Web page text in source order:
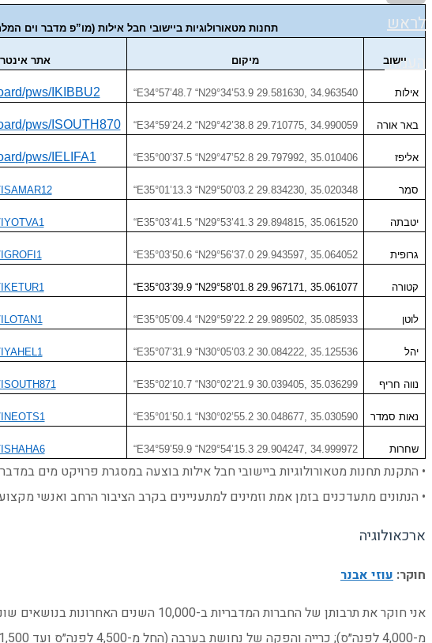
לראש
העמוד
תחנות מטאורולוגיות ביישובי חבל אילות (מו”פ מדבר וים
יישוב מיקום אתר
אילות “E34°57’48.7 “N29°34’53.9 29.581630, 34.963540
pws/IKIBBU2
באר אורה “E34°59’24.2 “N29°42’38.8 29.710775, 34.990059
pws/ISOUTH870
אליפז “E35°00’37.5 “N29°47’52.8 29.797992, 35.010406
pws/IELIFA1
סמר “E35°01’13.3 “N29°50’03.2 29.834230, 35.020348
יטבתה “E35°03’41.5 “N29°53’41.3 29.894815, 35.061520
גרופית “E35°03’50.6 “N29°56’37.0 29.943597, 35.064052
קטורה “E35°03’39.9 “N29°58’01.8 29.967171, 35.061077
לוטן “E35°05’09.4 “N29°59’22.2 29.989502, 35.085933
יהל “E35°07’31.9 “N30°05’03.2 30.084222, 35.125536
נווה חריף “E35°02’10.7 “N30°02’21.9 30.039405, 35.036299
נאות סמדר “E35°01’50.1 “N30°02’55.2 30.048677, 35.030590
שחרות “E34°59’59.9 “N29°54’15.3 29.904247, 34.999972
• התקנת תחנות מטאורולוגיות ביישובי חבל אילות בוצעה במסגרת פרויקט מים
• הנתונים מתעדכנים בזמן אמת וזמינים למתעניינים בקרב הציבור הרחב ואנשי
ארכאולוגיה
חוקר: עוזי אבנר